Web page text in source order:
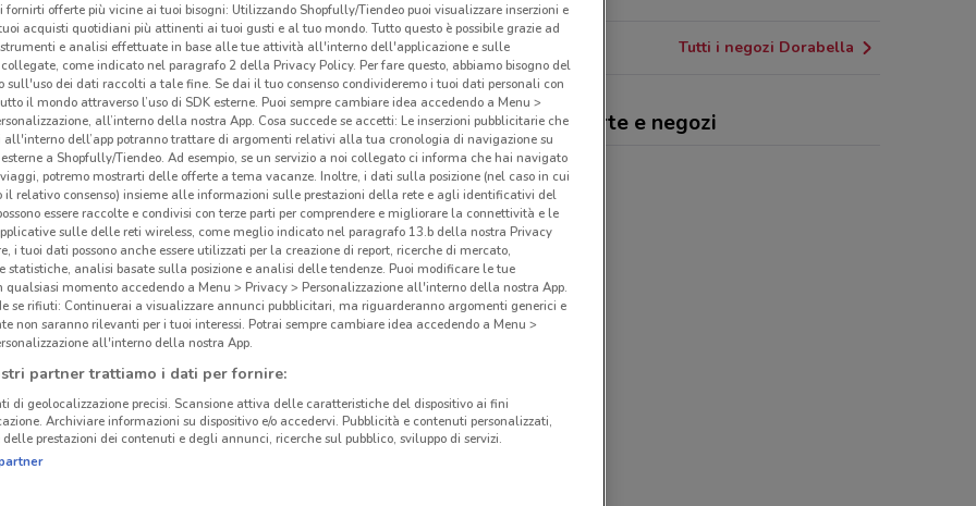
Tutti i negozi Dorabella
Dorabella, offerte e negozi
fornirti offerte più vicine ai tuoi bisogni: Utilizzando Shopfully/Tiendeo puoi visualizzare inserzioni e
acquisti quotidiani più attinenti ai tuoi gusti e al tuo mondo. Tutto questo è possibile grazie ad
e analisi effettuate in base alle tue attività all'interno dell'applicazione e sulle
come indicato nel paragrafo 2 della Privacy Policy. Per fare questo, abbiamo bisogno del
sull'uso dei dati raccolti a tale fine. Se dai il tuo consenso condivideremo i tuoi dati personali con
il mondo attraverso l’uso di SDK esterne. Puoi sempre cambiare idea accedendo a Menu >
all’interno della nostra App. Cosa succede se accetti: Le inserzioni pubblicitarie che
all'interno dell’app potranno trattare di argomenti relativi alla tua cronologia di navigazione su
a Shopfully/Tiendeo. Ad esempio, se un servizio a noi collegato ci informa che hai navigato
potremo mostrarti delle offerte a tema vacanze. Inoltre, i dati sulla posizione (nel caso in cui
il relativo consenso) insieme alle informazioni sulle prestazioni della rete e agli identificativi del
essere raccolte e condivisi con terze parti per comprendere e migliorare la connettività e le
sulle delle reti wireless, come meglio indicato nel paragrafo 13.b della nostra Privacy
i tuoi dati possono anche essere utilizzati per la creazione di report, ricerche di mercato,
statistiche, analisi basate sulla posizione e analisi delle tendenze. Puoi modificare le tue
qualsiasi momento accedendo a Menu > Privacy > Personalizzazione all'interno della nostra App.
se rifiuti: Continuerai a visualizzare annunci pubblicitari, ma riguarderanno argomenti generici e
non saranno rilevanti per i tuoi interessi. Potrai sempre cambiare idea accedendo a Menu >
all'interno della nostra App.
partner trattiamo i dati per fornire:
di geolocalizzazione precisi. Scansione attiva delle caratteristiche del dispositivo ai fini
Archiviare informazioni su dispositivo e/o accedervi. Pubblicità e contenuti personalizzati,
prestazioni dei contenuti e degli annunci, ricerche sul pubblico, sviluppo di servizi.